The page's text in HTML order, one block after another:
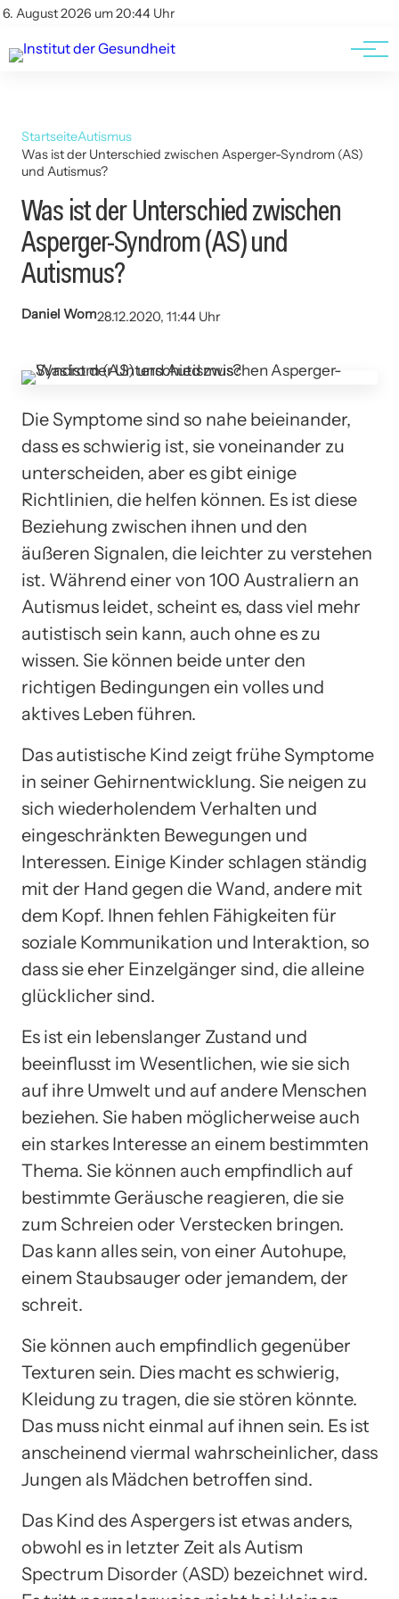
6. August 2026 um 20:44 Uhr
Kontakt
Kontakt
AGBs
StartseiteAutismus
Was ist der Unterschied zwischen Asperger-Syndrom (AS)
und Autismus?
Was ist der Unterschied zwischen
Asperger-Syndrom (AS) und
Autismus?
Daniel Wom28.12.2020, 11:44 Uhr
Die Symptome sind so nahe beieinander,
dass es schwierig ist, sie voneinander zu
unterscheiden, aber es gibt einige
Richtlinien, die helfen können. Es ist diese
Beziehung zwischen ihnen und den
äußeren Signalen, die leichter zu verstehen
ist. Während einer von 100 Australiern an
Autismus leidet, scheint es, dass viel mehr
autistisch sein kann, auch ohne es zu
wissen. Sie können beide unter den
richtigen Bedingungen ein volles und
aktives Leben führen.
Das autistische Kind zeigt frühe Symptome
in seiner Gehirnentwicklung. Sie neigen zu
sich wiederholendem Verhalten und
eingeschränkten Bewegungen und
Interessen. Einige Kinder schlagen ständig
mit der Hand gegen die Wand, andere mit
dem Kopf. Ihnen fehlen Fähigkeiten für
soziale Kommunikation und Interaktion, so
dass sie eher Einzelgänger sind, die alleine
glücklicher sind.
Es ist ein lebenslanger Zustand und
beeinflusst im Wesentlichen, wie sie sich
auf ihre Umwelt und auf andere Menschen
beziehen. Sie haben möglicherweise auch
ein starkes Interesse an einem bestimmten
Thema. Sie können auch empfindlich auf
bestimmte Geräusche reagieren, die sie
zum Schreien oder Verstecken bringen.
Das kann alles sein, von einer Autohupe,
einem Staubsauger oder jemandem, der
schreit.
Sie können auch empfindlich gegenüber
Texturen sein. Dies macht es schwierig,
Kleidung zu tragen, die sie stören könnte.
Das muss nicht einmal auf ihnen sein. Es ist
anscheinend viermal wahrscheinlicher, dass
Jungen als Mädchen betroffen sind.
Das Kind des Aspergers ist etwas anders,
obwohl es in letzter Zeit als Autism
Spectrum Disorder (ASD) bezeichnet wird.